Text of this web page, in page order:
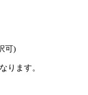
可)
ります。